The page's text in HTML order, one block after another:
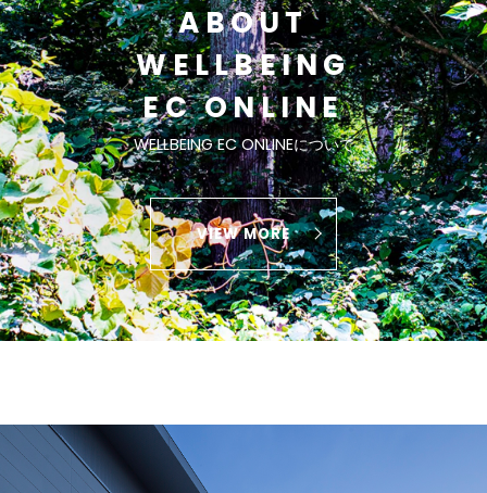
ABOUT
WELLBEING
EC ONLINE
WELLBEING EC ONLINEについて
VIEW MORE